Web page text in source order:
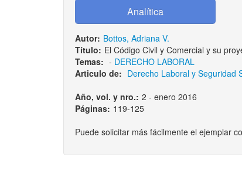
Autor: Bottos, Adriana V.
Título: El Código Civil y Comercial y su
Temas: - DERECHO LABORAL
Articulo de: Derecho Laboral y Seguridad
Año, vol. y nro.: 2 - enero 2016
Páginas: 119-125
Puede solicitar más fácilmente el ejemplar